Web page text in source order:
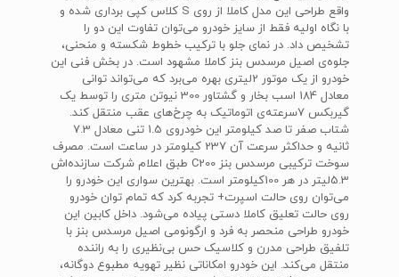
واقع طراحی این مدل کاملا از روی ‌S کلاس کپی برداری شده و
با نگاه اولیه فقط از سایز خودرو می‌توان تفاوت این دو را
تشخیص داد. در نمای جلو با ترکیب خطوط شکسته و منحنی،
جلوه‌ی اصیل مرسدس بنز کاملا مشهود است. در بخش فنی این
خودرو از یک موتور 2لیتری بهره می‌برد که می‌تواند توانی
معادل 184 اسب بخار و گشتاور 300 نیوتن متری را توسط یک
گیربکس 7سرعته‌ی اتوماتیک به چرخ‌های عقب منتقل کند.
شتاب صفر تا صد کیلومتر این خودروی 1.5 تنی معادل 7.3
ثانیه و حداکثر سرعت آن 237 کیلومتر در ساعت است. مصرف
سوخت ترکیبی مرسدس بنز C200 طبق اعلام شرکت سازنده‌اش
5.3لیتر در هر 100کیلومتر است. بهترین سواری این خودرو را
می‌توان روی حالت اسپرت+ تجربه کرد که تمام توان خودرو
روی حالت تعلیق کاملا دستی پیاده می‌شود. داخل کابین این
خودرو طراحی منحصر به فرد و ارگونومی اصیل مرسدس بنز با
تلفیق طراحی مدرن و کلاسیک حس بی‌نظیری را به راننده
منتقل می‌کند. این خودرو امکاناتی نظیر تهویه مطبوع دوگانه،